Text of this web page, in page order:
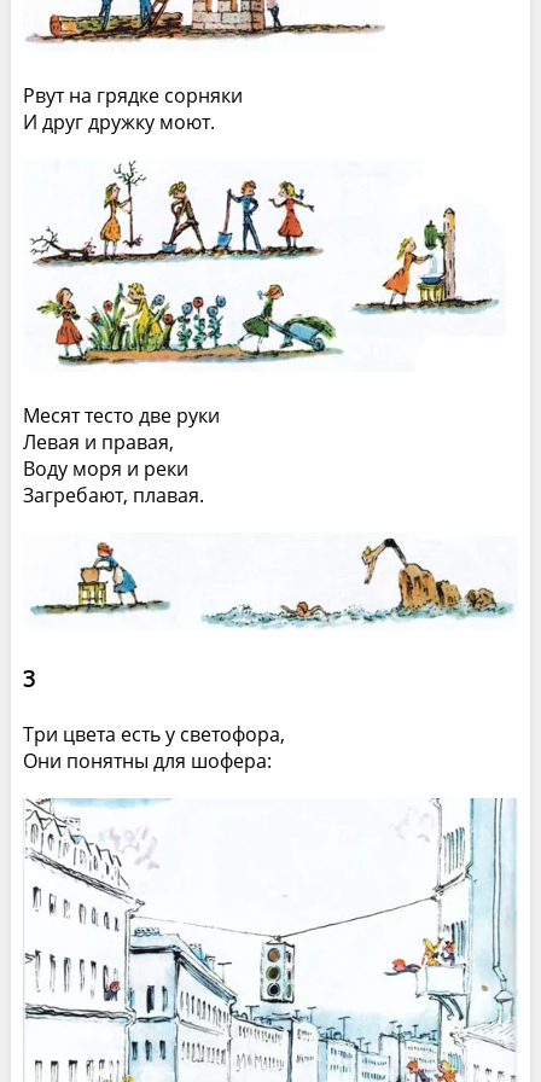
Рвут на грядке сорняки
И друг дружку моют.
Месят тесто две руки
Левая и правая,
Воду моря и реки
Загребают, плавая.
3
Три цвета есть у светофора,
Они понятны для шофера: